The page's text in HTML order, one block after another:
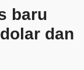
baru
dan